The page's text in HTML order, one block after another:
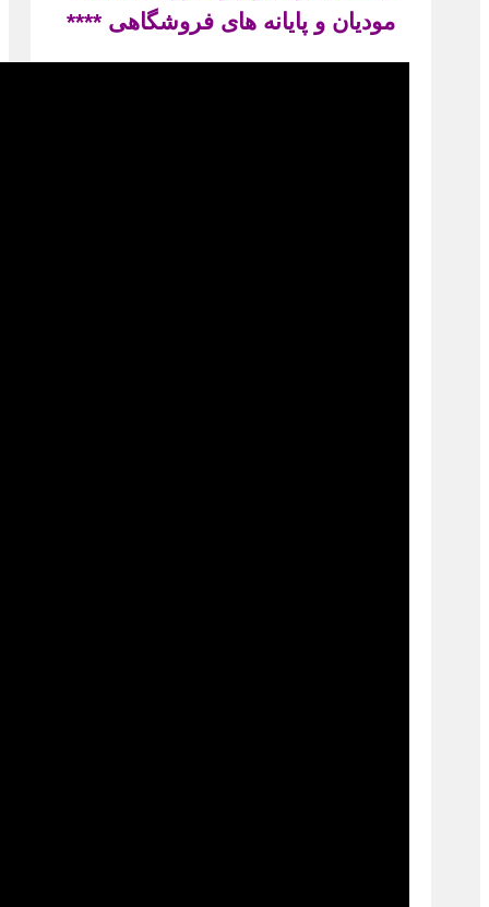
مودیان و پایانه های فروشگاهی ****